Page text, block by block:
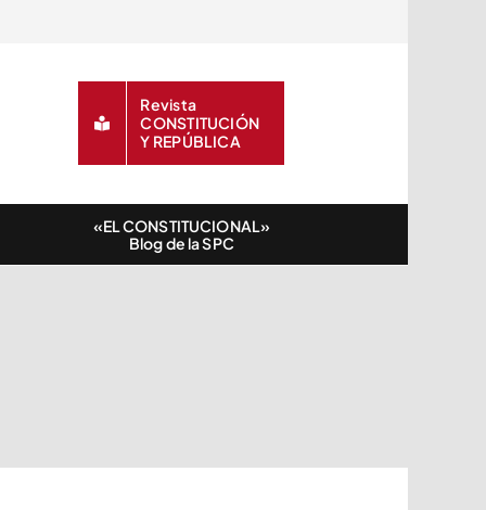
Revista
CONSTITUCIÓN
Y REPÚBLICA
«EL CONSTITUCIONAL»
Blog de la SPC